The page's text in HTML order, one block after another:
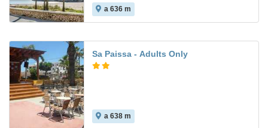
a 636 m
Sa Paissa - Adults Only
a 638 m